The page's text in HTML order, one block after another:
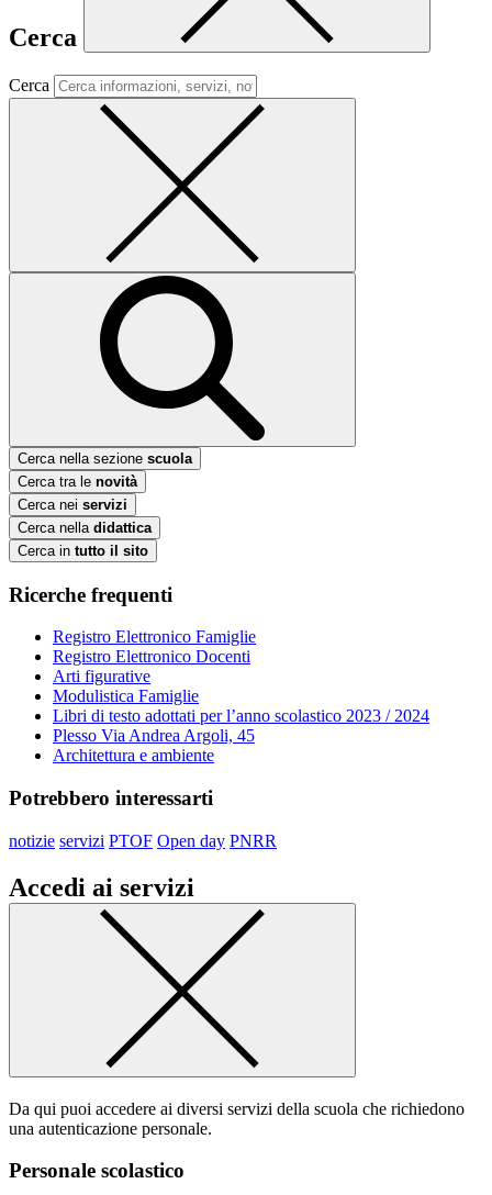
Cerca
Cerca
Cerca nella sezione scuola
Cerca tra le novità
Cerca nei servizi
Cerca nella didattica
Cerca in tutto il sito
Ricerche frequenti
Registro Elettronico Famiglie
Registro Elettronico Docenti
Arti figurative
Modulistica Famiglie
Libri di testo adottati per l’anno scolastico 2023 / 2024
Plesso Via Andrea Argoli, 45
Architettura e ambiente
Potrebbero interessarti
notizie servizi PTOF Open day PNRR
Accedi ai servizi
Da qui puoi accedere ai diversi servizi della scuola che richiedono
una autenticazione personale.
Personale scolastico